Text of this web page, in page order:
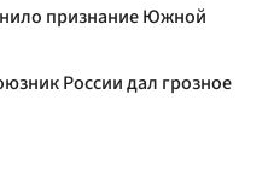
признание Южной
России дал грозное